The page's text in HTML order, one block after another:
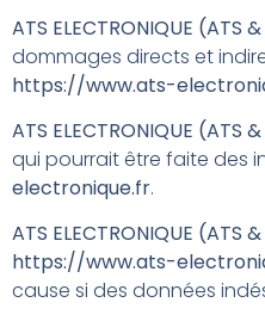
ATS ELECTRONIQUE (ATS &
dommages directs et
https://www.ats-
ATS ELECTRONIQUE (ATS &
qui pourrait être faite des
electronique.fr.
ATS ELECTRONIQUE (ATS &
https://www.ats-
cause si des données